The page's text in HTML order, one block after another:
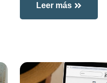
Leer más